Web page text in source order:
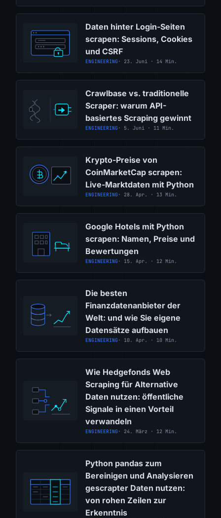
Daten hinter Login-Seiten
scrapen: Sessions, Cookies
und CSRF
ENGINEERING· 23. Juni · 14 Min.
Crawlbase vs. traditionelle
Scraper: warum API-
basiertes Scraping gewinnt
ENGINEERING· 5. Juni · 11 Min.
Krypto-Preise von
CoinMarketCap scrapen:
Live-Marktdaten mit Python
ENGINEERING· 28. Apr. · 13 Min.
Google Hotels mit Python
scrapen: Namen, Preise und
Bewertungen
ENGINEERING· 15. Apr. · 12 Min.
Die besten
Finanzdatenanbieter der
Welt: und wie Sie eigene
Datensätze aufbauen
ENGINEERING· 10. Apr. · 10 Min.
Wie Hedgefonds Web
Scraping für Alternative
Daten nutzen: öffentliche
Signale in einen Vorteil
verwandeln
ENGINEERING· 24. März · 12 Min.
Python pandas zum
Bereinigen und Analysieren
gescrapter Daten nutzen:
von rohen Zeilen zur
Erkenntnis